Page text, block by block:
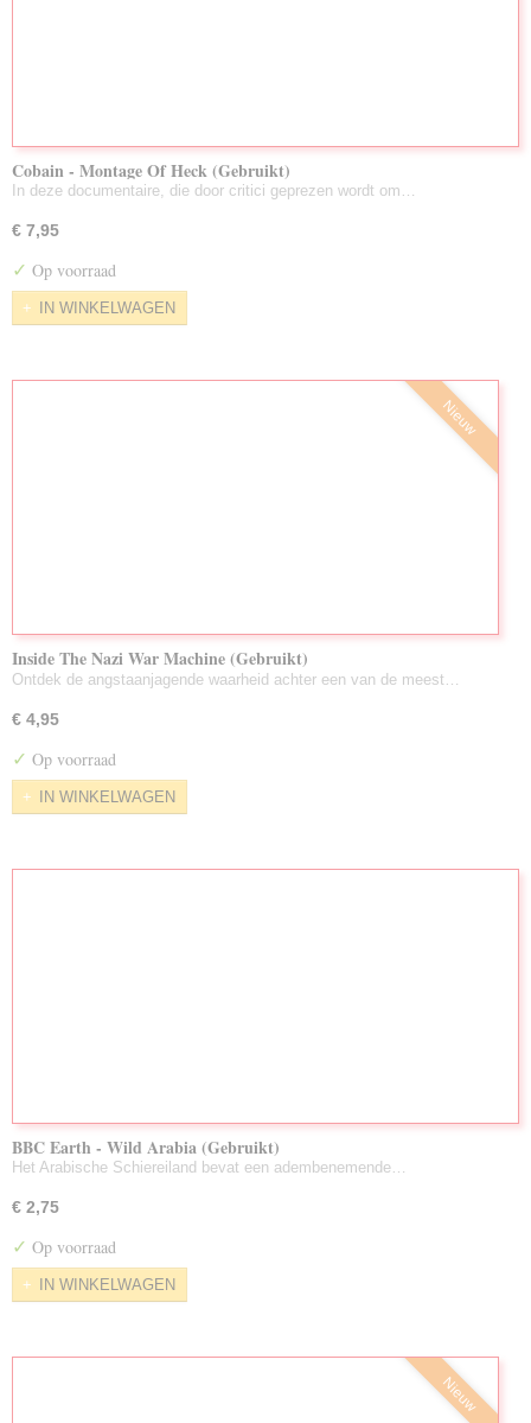
Cobain - Montage Of Heck (Gebruikt)
In deze documentaire, die door critici geprezen wordt om…
€ 7,95
✓ Op voorraad
IN WINKELWAGEN
Nieuw
Inside The Nazi War Machine (Gebruikt)
Ontdek de angstaanjagende waarheid achter een van de meest…
€ 4,95
✓ Op voorraad
IN WINKELWAGEN
BBC Earth - Wild Arabia (Gebruikt)
Het Arabische Schiereiland bevat een adembenemende…
€ 2,75
✓ Op voorraad
IN WINKELWAGEN
Nieuw